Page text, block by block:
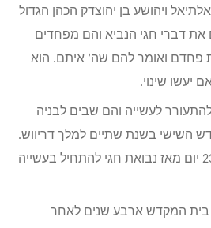
ויהושע בן יהוצדק הכהן הגדול
את דברי חגי הנביא והם מפחדים
פחדם ואומר להם שה’ איתם. הוא
יעשו שינוי.
לעשייה והם שבים לבניה
ביום ה-24 לחודש השישי בשנת שתיים למלך דריווש.
מה שאומר שלקח לעם 23 יום מאז נבואת חגי להתחיל בעשייה
בית המקדש ארבע שנים לאחר